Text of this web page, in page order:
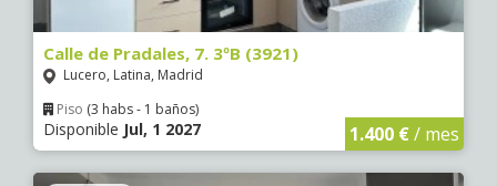
Calle de Pradales, 7. 3ºB (3921)
Lucero, Latina, Madrid
Piso (3 habs - 1 baños)
Disponible Jul, 1 2027 1.400 €/ mes